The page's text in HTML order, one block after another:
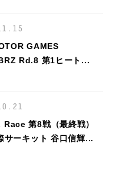
GAMES
Rd.8 第1ヒート...
第8戦（最終戦）
サーキット 谷口信輝...